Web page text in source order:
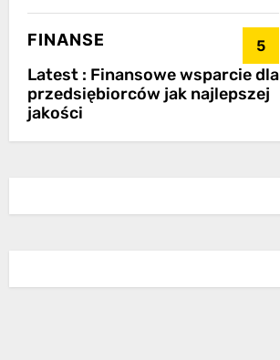
FINANSE 5
Latest : Finansowe wsparcie dla
przedsiębiorców jak najlepszej
jakości